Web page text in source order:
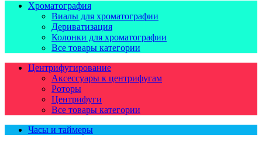
Хроматография
Виалы для хроматографии
Дериватизация
Колонки для хроматографии
Все товары категории
Центрифугирование
Аксессуары к центрифугам
Роторы
Центрифуги
Все товары категории
Часы и таймеры